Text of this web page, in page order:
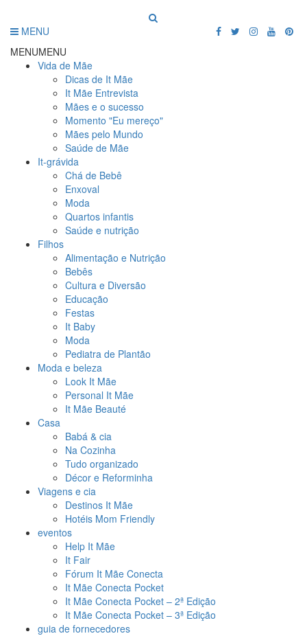
MENU
MENUMENU
Vida de Mãe
Dicas de It Mãe
It Mãe Entrevista
Mães e o sucesso
Momento "Eu mereço"
Mães pelo Mundo
Saúde de Mãe
It-grávida
Chá de Bebê
Enxoval
Moda
Quartos infantis
Saúde e nutrição
Filhos
Alimentação e Nutrição
Bebês
Cultura e Diversão
Educação
Festas
It Baby
Moda
Pediatra de Plantão
Moda e beleza
Look It Mãe
Personal It Mãe
It Mãe Beauté
Casa
Babá & cia
Na Cozinha
Tudo organizado
Décor e Reforminha
Viagens e cia
Destinos It Mãe
Hotéis Mom Friendly
eventos
Help It Mãe
It Fair
Fórum It Mãe Conecta
It Mãe Conecta Pocket
It Mãe Conecta Pocket – 2ª Edição
It Mãe Conecta Pocket – 3ª Edição
guia de fornecedores